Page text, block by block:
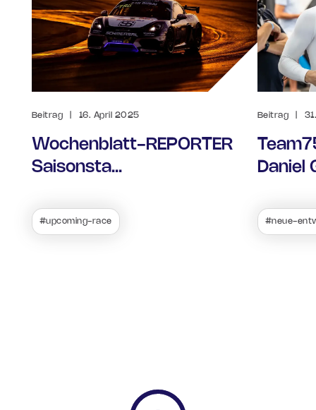
Beitrag 16. April 2025
Wochenblatt-REPORTER
Saisonsta...
#upcoming-race
Beitrag
Daniel
#neue-